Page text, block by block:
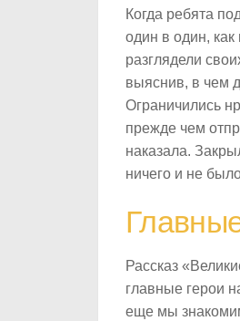
Когда ребята
один в один,
разглядели
выяснив, в чем
Ограничились
прежде чем
наказала.
ничего и не
Рассказ
главные герои
еще мы